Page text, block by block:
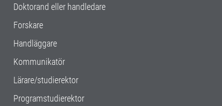
Doktorand eller handledare
Forskare
Handläggare
Kommunikatör
Lärare/studierektor
Programstudierektor